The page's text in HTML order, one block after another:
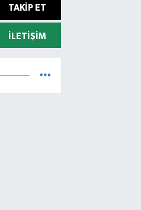
TAKIP ET
İLETIŞIM